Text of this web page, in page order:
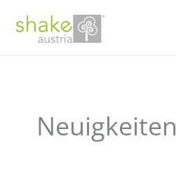
Neuigkeiten